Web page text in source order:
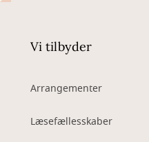
Vi tilbyder
Arrangementer
Læsefællesskaber